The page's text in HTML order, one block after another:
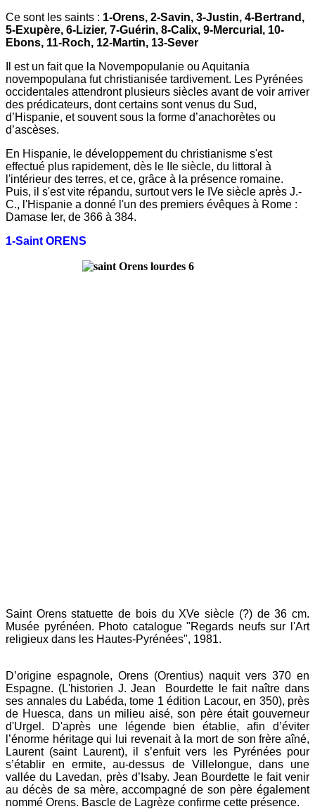
Ce sont les saints : 1-Orens, 2-Savin, 3-Justin, 4-Bertrand,
5-Exupère, 6-Lizier, 7-Guérin, 8-Calix, 9-Mercurial, 10-
Ebons, 11-Roch, 12-Martin, 13-Sever
Il est un fait que la Novempopulanie ou Aquitania
novempopulana fut christianisée tardivement. Les Pyrénées
occidentales attendront plusieurs siècles avant de voir arriver
des prédicateurs, dont certains sont venus du Sud,
d’Hispanie, et souvent sous la forme d’anachorètes ou
d’ascèses.
En Hispanie, le développement du christianisme s'est
effectué plus rapidement, dès le IIe siècle, du littoral à
l'intérieur des terres, et ce, grâce à la présence romaine.
Puis, il s'est vite répandu, surtout vers le IVe siècle après J.-
C., l'Hispanie a donné l'un des premiers évêques à Rome :
Damase Ier, de 366 à 384.
1-Saint ORENS
Saint Orens statuette de bois du XVe siècle (?) de 36 cm.
Musée pyrénéen. Photo catalogue "Regards neufs sur l'Art
religieux dans les Hautes-Pyrénées", 1981.
D’origine espagnole, Orens (Orentius) naquit vers 370 en
Espagne. (L'historien J. Jean Bourdette le fait naître dans
ses annales du Labéda, tome 1 édition Lacour, en 350), près
de Huesca, dans un milieu aisé, son père était gouverneur
d'Urgel. D'après une légende bien établie, afin d’éviter
l’énorme héritage qui lui revenait à la mort de son frère aîné,
Laurent (saint Laurent), il s’enfuit vers les Pyrénées pour
s’établir en ermite, au-dessus de Villelongue, dans une
vallée du Lavedan, près d’Isaby. Jean Bourdette le fait venir
au décès de sa mère, accompagné de son père également
nommé Orens. Bascle de Lagrèze confirme cette présence.